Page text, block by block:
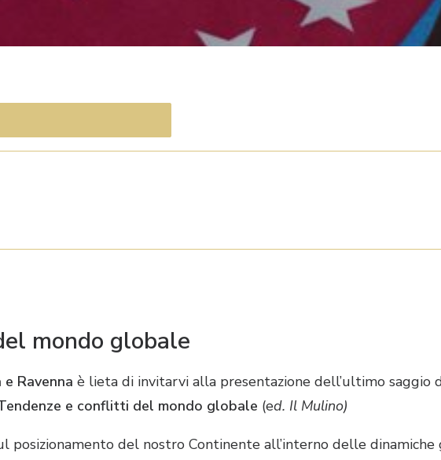
mondo globale
Ravenna è lieta di invitarvi alla presentazione dell’ultimo saggio
e conflitti del mondo globale (ed. Il Mulino)
posizionamento del nostro Continente all’interno delle